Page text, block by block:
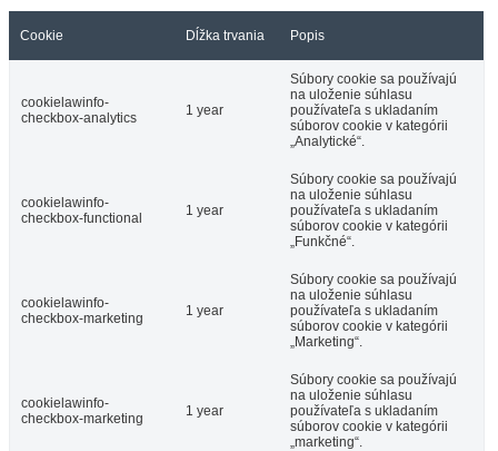
Cookie Dĺžka trvania Popis
cookielawinfo-
checkbox-analytics
1 year
Súbory cookie sa používajú
na uloženie súhlasu
používateľa s ukladaním
súborov cookie v kategórii
„Analytické“.
cookielawinfo-
checkbox-functional
1 year
Súbory cookie sa používajú
na uloženie súhlasu
používateľa s ukladaním
súborov cookie v kategórii
„Funkčné“.
cookielawinfo-
checkbox-marketing
1 year
Súbory cookie sa používajú
na uloženie súhlasu
používateľa s ukladaním
súborov cookie v kategórii
„Marketing“.
cookielawinfo-
checkbox-marketing
1 year
Súbory cookie sa používajú
na uloženie súhlasu
používateľa s ukladaním
súborov cookie v kategórii
„marketing“.